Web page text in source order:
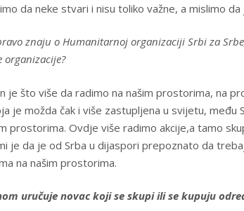
da neke stvari i nisu toliko važne, a mislimo da
znaju o Humanitarnoj organizaciji Srbi za
organizacije?
je što više da radimo na našim prostorima, na
je možda čak i više zastupljena u svijetu, među
prostorima. Ovdje više radimo akcije,a tamo
je da je od Srba u dijaspori prepoznato da
na našim prostorima.
uručuje novac koji se skupi ili se kupuju